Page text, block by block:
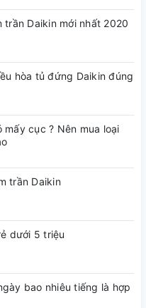
trần Daikin mới nhất 2020
hòa tủ đứng Daikin đúng
cục ? Nên mua loại
trần Daikin
dưới 5 triệu
bao nhiêu tiếng là hợp